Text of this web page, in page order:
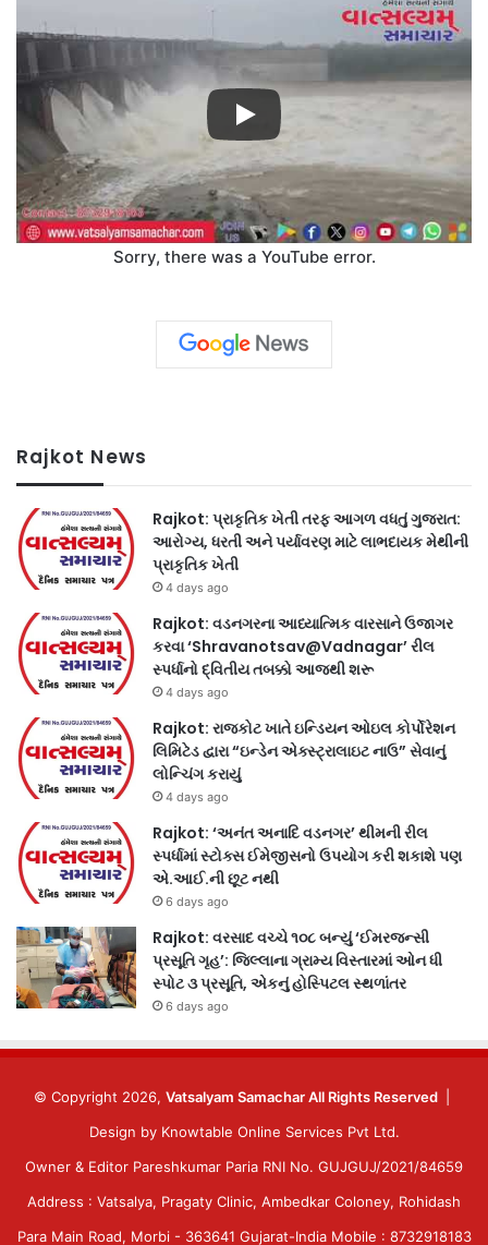
Sorry, there was a YouTube error.
Rajkot News
Rajkot: પ્રાકૃતિક ખેતી તરફ આગળ વધતું ગુજરાત:
આરોગ્ય, ધરતી અને પર્યાવરણ માટે લાભદાયક મેથીની
પ્રાકૃતિક ખેતી
4 days ago
Rajkot: વડનગરના આધ્યાત્મિક વારસાને ઉજાગર
કરવા ‘Shravanotsav@Vadnagar’ રીલ
સ્પર્ધાનો દ્વિતીય તબક્કો આજથી શરૂ
4 days ago
Rajkot: રાજકોટ ખાતે ઇન્ડિયન ઓઇલ કોર્પોરેશન
લિમિટેડ દ્વારા “ઇન્ડેન એક્સ્ટ્રાલાઇટ નાઉ” સેવાનું
લોન્ચિંગ કરાયું
4 days ago
Rajkot: ‘અનંત અનાદિ વડનગર’ થીમની રીલ
સ્પર્ધામાં સ્ટોક્સ ઈમેજીસનો ઉપયોગ કરી શકાશે પણ
એ.આઈ.ની છૂટ નથી
6 days ago
Rajkot: વરસાદ વચ્ચે ૧૦૮ બન્યું ‘ઈમરજન્સી
પ્રસૂતિ ગૃહ’: જિલ્લાના ગ્રામ્ય વિસ્તારમાં ઓન ધી
સ્પોટ ૩ પ્રસૂતિ, એકનું હોસ્પિટલ સ્થળાંતર
6 days ago
© Copyright 2026, Vatsalyam Samachar All Rights Reserved
Design by Knowtable Online Services Pvt Ltd.
Owner & Editor Pareshkumar Paria RNI No. GUJGUJ/2021/84659
Address : Vatsalya, Pragaty Clinic, Ambedkar Coloney, Rohidash
Para Main Road, Morbi - 363641 Gujarat-India Mobile : 8732918183